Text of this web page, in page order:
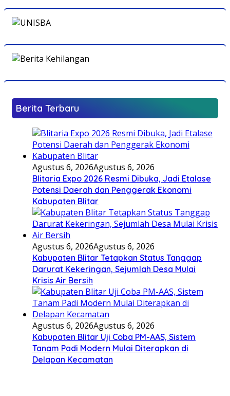
Berita Terbaru
Agustus 6, 2026Agustus 6, 2026
Blitaria Expo 2026 Resmi Dibuka, Jadi Etalase
Potensi Daerah dan Penggerak Ekonomi
Kabupaten Blitar
Agustus 6, 2026Agustus 6, 2026
Kabupaten Blitar Tetapkan Status Tanggap
Darurat Kekeringan, Sejumlah Desa Mulai
Krisis Air Bersih
Agustus 6, 2026Agustus 6, 2026
Kabupaten Blitar Uji Coba PM-AAS, Sistem
Tanam Padi Modern Mulai Diterapkan di
Delapan Kecamatan